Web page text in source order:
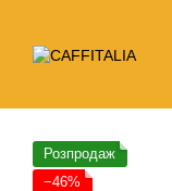
Розпродаж
−46%